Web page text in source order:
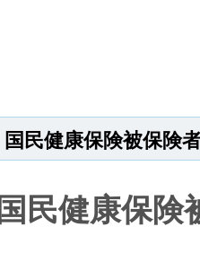
国民健康保険被保険
国民健康保